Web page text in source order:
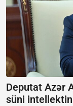
Deputat Azər
süni